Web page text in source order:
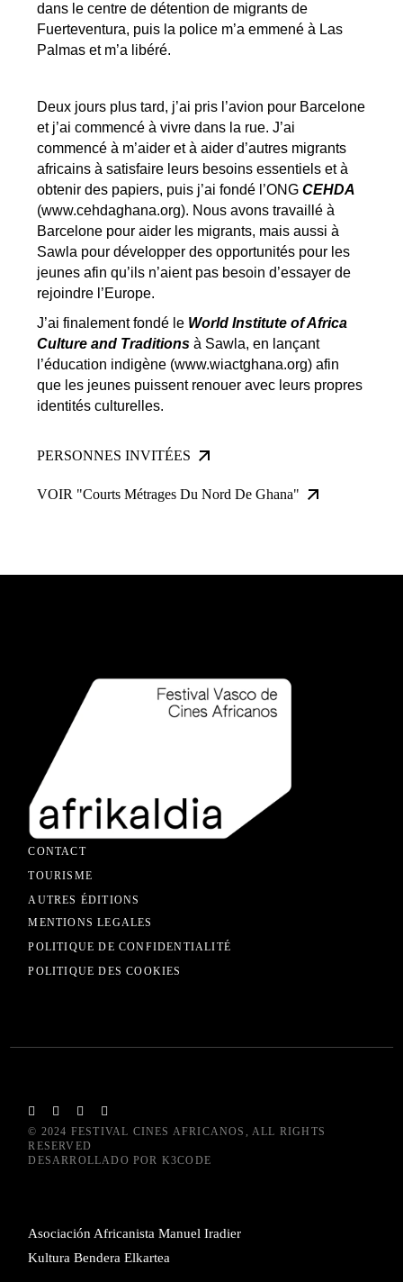
dans le centre de détention de migrants de
Fuerteventura, puis la police m’a emmené à Las
Palmas et m’a libéré.
Deux jours plus tard, j’ai pris l’avion pour Barcelone
et j’ai commencé à vivre dans la rue. J’ai
commencé à m’aider et à aider d’autres migrants
africains à satisfaire leurs besoins essentiels et à
obtenir des papiers, puis j’ai fondé l’ONGCEHDA
(www.cehdaghana.org). Nous avons travaillé à
Barcelone pour aider les migrants, mais aussi à
Sawla pour développer des opportunités pour les
jeunes afin qu’ils n’aient pas besoin d’essayer de
rejoindre l’Europe.
J’ai finalement fondé le World Institute of Africa
Culture and Traditions à Sawla, en lançant
l’éducation indigène (www.wiactghana.org) afin
que les jeunes puissent renouer avec leurs propres
identités culturelles.
PERSONNES INVITÉES
VOIR "Courts Métrages Du Nord De Ghana"
CONTACT
TOURISME
AUTRES ÉDITIONS
MENTIONS LEGALES
POLITIQUE DE CONFIDENTIALITÉ
POLITIQUE DES COOKIES
© 2024 FESTIVAL CINES AFRICANOS , ALL RIGHTS
RESERVED
DESARROLLADO POR K3CODE
Asociación Africanista Manuel Iradier
Kultura Bendera Elkartea